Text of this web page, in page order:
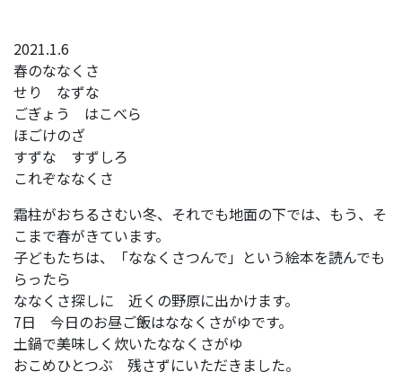
2021.1.6
春のななくさ
せり なずな
ごぎょう はこべら
ほごけのざ
すずな すずしろ
これぞななくさ
霜柱がおちるさむい冬、それでも地面の下では、もう、そ
こまで春がきています。
子どもたちは、「ななくさつんで」という絵本を読んでも
らったら
ななくさ探しに 近くの野原に出かけます。
7日 今日のお昼ご飯はななくさがゆです。
土鍋で美味しく炊いたななくさがゆ
おこめひとつぶ 残さずにいただきました。